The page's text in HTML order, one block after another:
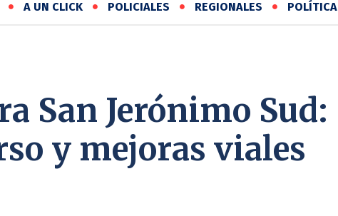
A UN CLICK POLICIALES REGIONALES POLÍTICA
San Jerónimo Sud:
y mejoras viales